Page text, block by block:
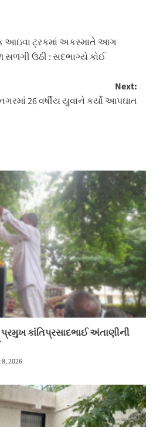
આઇવા ટ્રકમાં અકસ્માતે આગ
ઉઠી : સદભાગ્યે કોઈ
Next:
26 વર્ષીય યુવાને કર્યો આપઘાત
કાંતિપ્રસાદભાઈ અંતાણીની
2026